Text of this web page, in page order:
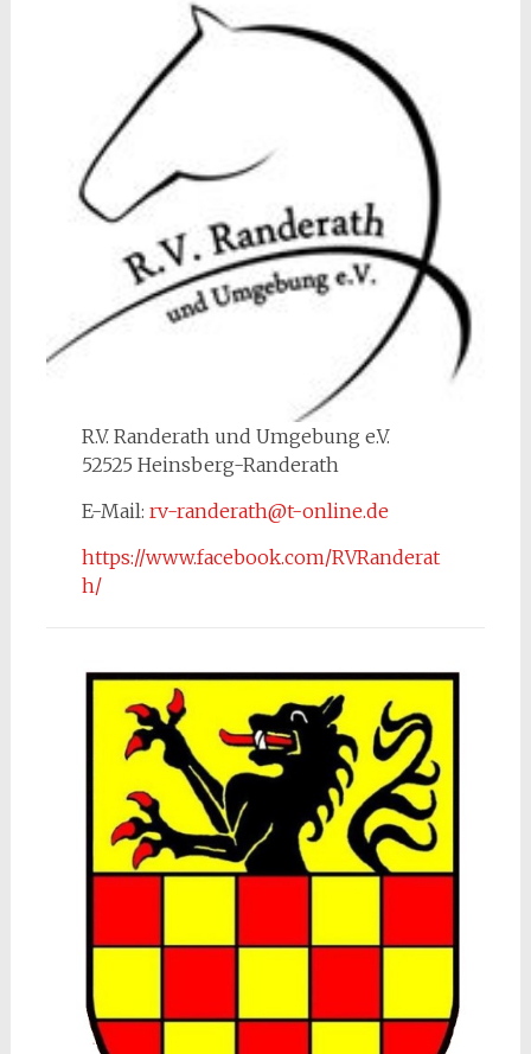
R.V. Randerath und Umgebung e.V.
52525 Heinsberg-Randerath
E-Mail: rv-randerath@t-online.de
https://www.facebook.com/RVRanderat
h/